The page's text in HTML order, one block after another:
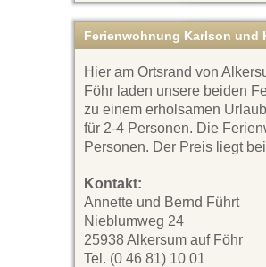
Ferienwohnung Karlson und
Hier am Ortsrand von
Föhr laden unsere beiden
zu einem erholsamen
für 2-4 Personen. Die
Personen. Der Preis liegt
Kontakt:
Annette und Bernd Führt
Nieblumweg 24
25938 Alkersum auf Föhr
Tel. (0 46 81) 10 01